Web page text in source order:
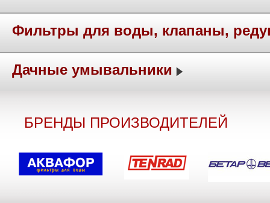
Фильтры для воды, клапаны,
Дачные умывальники
БРЕНДЫ ПРОИЗВОДИТЕЛЕЙ